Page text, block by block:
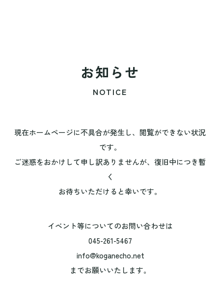
お知らせ
NOTICE
現在ホームページに不具合が発生し、閲覧ができない状況
です。
ご迷惑をおかけして申し訳ありませんが、復旧中につき暫
く
お待ちいただけると幸いです。
イベント等についてのお問い合わせは
045-261-5467
info@koganecho.net
までお願いいたします。